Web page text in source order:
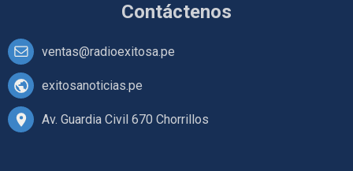
Contáctenos
ventas@radioexitosa.pe
exitosanoticias.pe
Av. Guardia Civil 670 Chorrillos